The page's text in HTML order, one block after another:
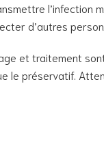
l’infection
d’autres
et traitement
le préservatif.